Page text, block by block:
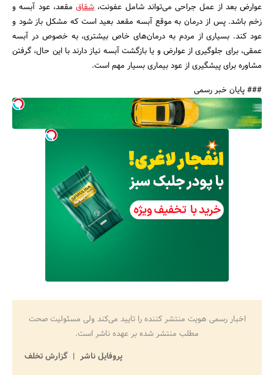
عوارض بعد از عمل جراحی می‌تواند شامل عفونت، شقاق مقعد، عود آبسه و
زخم باشد. پس از درمان به موقع آبسه مقعد بعید است که مشکل باز شود و
عود کند. بسیاری از مردم به درمان‌های خاص بیشتری، به خصوص در آبسه
عمقی، برای جلوگیری از عوارض و یا بازگشت آبسه نیاز دارند با این حال، گرفتن
مشاوره برای پیشگیری از عود بیماری بسیار مهم است.
### پایان خبر رسمی
اخبار رسمی هویت منتشر کننده را تایید می‌کند ولی مسئولیت صحت
مطلب منتشر شده بر عهده ناشر است.
پروفایل ناشر
گزارش تخلف